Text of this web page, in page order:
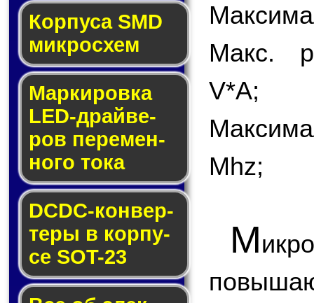
Корпуса SMD
мик­ро­схем
Маркировка
LED-драй­ве­
ров пе­ре­мен­
но­го то­ка
DCDC-кон­вер­
те­ры в кор­пу­
се SOT-23
Макс.
V*A;
Mhz;
М